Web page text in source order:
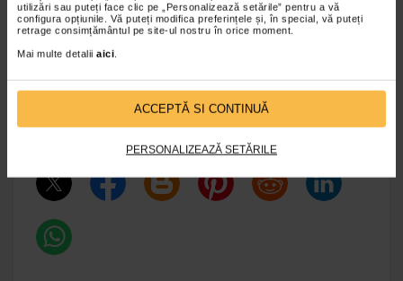
utilizări sau puteți face clic pe „Personalizează setările” pentru a vă
configura opțiunile. Vă puteți modifica preferințele și, în special, vă puteți
retrage consimțământul pe site-ul nostru în orice moment.
Mai multe detalii aici
ACCEPTĂ SI CONTINUĂ
PERSONALIZEAZĂ SETĂRILE
ingrijirea pe termen lung
conferinta iasi uaic 15-16 mai
innovative practices in long-Term lare
bella Romania